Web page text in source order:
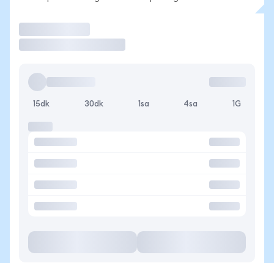
15dk 30dk 1sa 4sa 1G